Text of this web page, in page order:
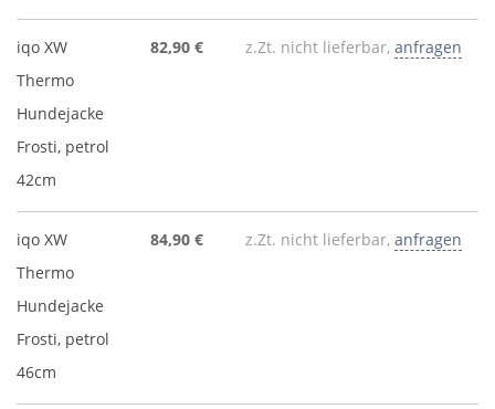
iqo XW
Thermo
Hundejacke
Frosti, petrol
42cm
82,90 € z.Zt. nicht lieferbar, anfragen
iqo XW
Thermo
Hundejacke
Frosti, petrol
46cm
84,90 € z.Zt. nicht lieferbar, anfragen